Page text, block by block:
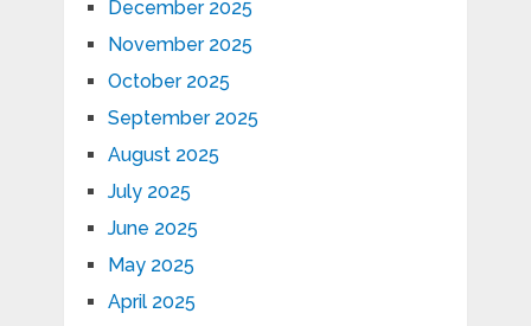
December 2025
November 2025
October 2025
September 2025
August 2025
July 2025
June 2025
May 2025
April 2025